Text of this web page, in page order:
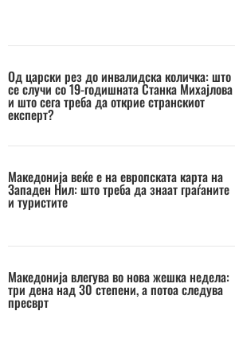
Од царски рез до инвалидска количка: што
се случи со 19-годишната Станка Михајлова
и што сега треба да открие странскиот
експерт?
Македонија веќе е на европската карта на
Западен Нил: што треба да знаат граѓаните
и туристите
Македонија влегува во нова жешка недела:
три дена над 30 степени, а потоа следува
пресврт